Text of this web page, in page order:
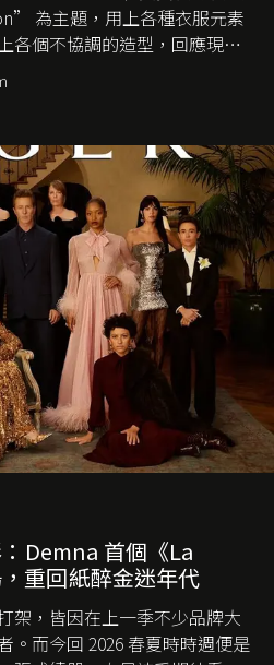
為主題，用上各種衣服元素
各個不協調的造型，回應現今
現象。
Demna 首個《La
重回紙醉金迷年代
架，皆因在上一季不少品牌大
。而今回 2026 春夏時時週便是